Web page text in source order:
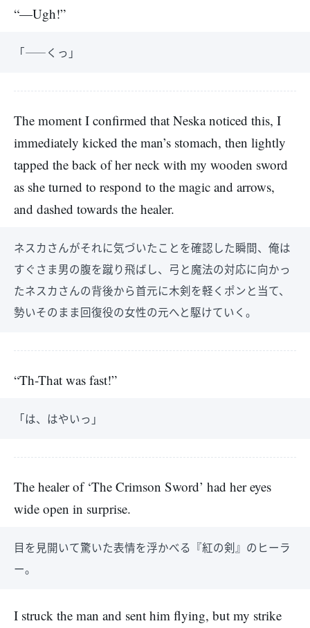
“—Ugh!”
「――くっ」
The moment I confirmed that Neska noticed this, I
immediately kicked the man’s stomach, then lightly
tapped the back of her neck with my wooden sword
as she turned to respond to the magic and arrows,
and dashed towards the healer.
ネスカさんがそれに気づいたことを確認した瞬間、俺は
すぐさま男の腹を蹴り飛ばし、弓と魔法の対応に向かっ
たネスカさんの背後から首元に木剣を軽くポンと当て、
勢いそのまま回復役の女性の元へと駆けていく。
“Th-That was fast!”
「は、はやいっ」
The healer of ‘The Crimson Sword’ had her eyes
wide open in surprise.
目を見開いて驚いた表情を浮かべる『紅の剣』のヒーラ
ー。
I struck the man and sent him flying, but my strike